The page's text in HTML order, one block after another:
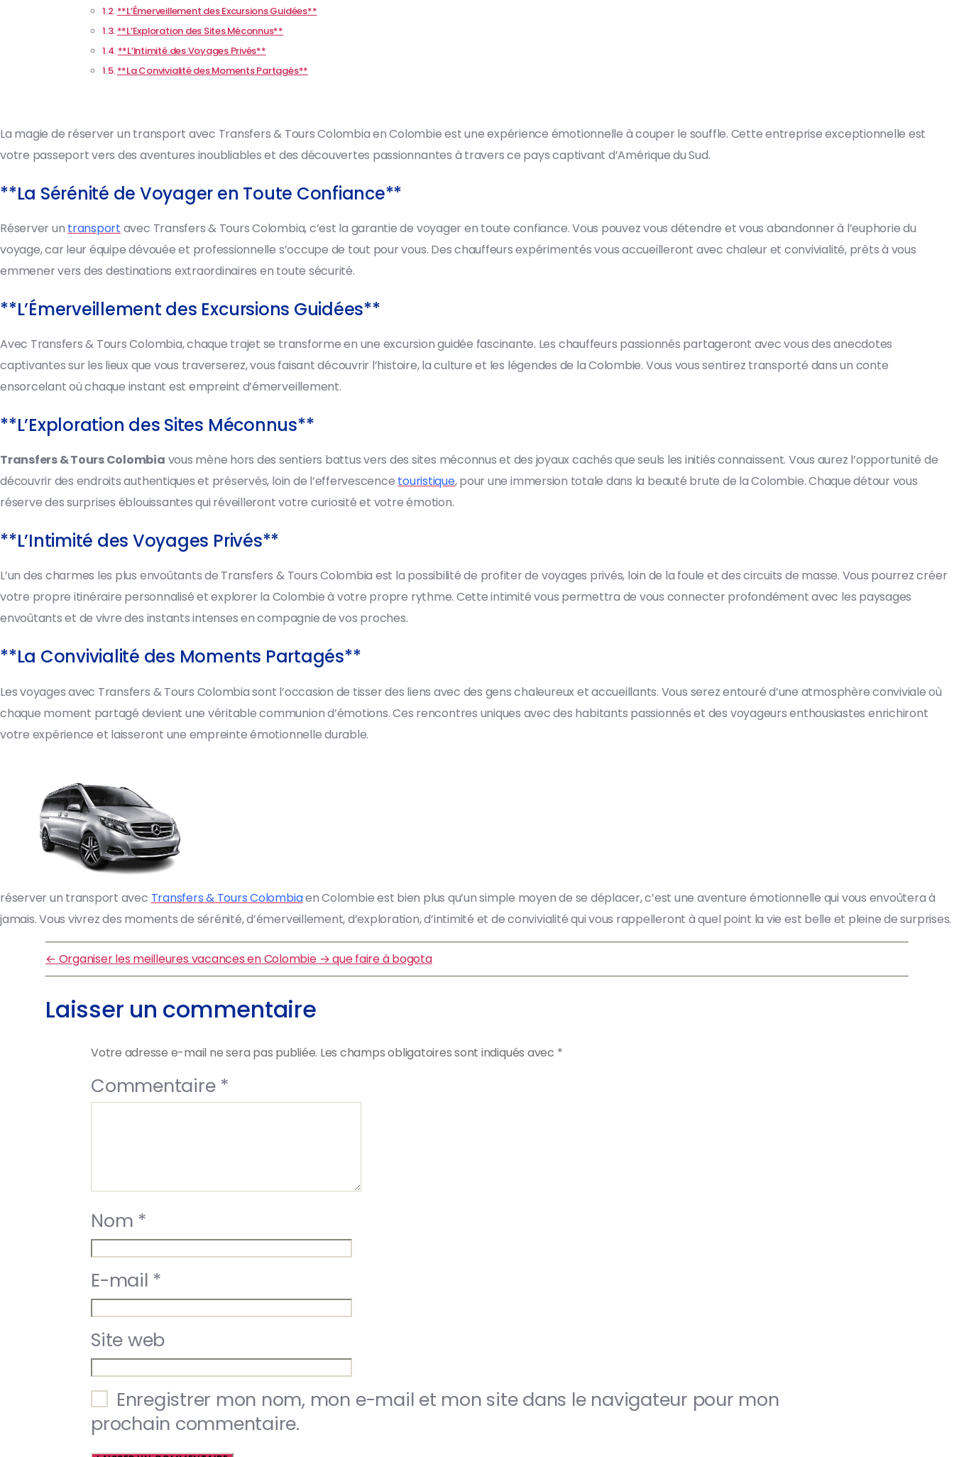
**L’Émerveillement des Excursions Guidées**
**L’Exploration des Sites Méconnus**
**L’Intimité des Voyages Privés**
**La Convivialité des Moments Partagés**
La magie de réserver un transport avec Transfers & Tours Colombia en Colombie est une expérience émotionnelle à couper le souffle. Cette entreprise exceptionnelle est
votre passeport vers des aventures inoubliables et des découvertes passionnantes à travers ce pays captivant d’Amérique du Sud.
**La Sérénité de Voyager en Toute Confiance**
Réserver un transport avec Transfers & Tours Colombia, c’est la garantie de voyager en toute confiance. Vous pouvez vous détendre et vous abandonner à l’euphorie du
voyage, car leur équipe dévouée et professionnelle s’occupe de tout pour vous. Des chauffeurs expérimentés vous accueilleront avec chaleur et convivialité, prêts à vous
emmener vers des destinations extraordinaires en toute sécurité.
**L’Émerveillement des Excursions Guidées**
Avec Transfers & Tours Colombia, chaque trajet se transforme en une excursion guidée fascinante. Les chauffeurs passionnés partageront avec vous des anecdotes
captivantes sur les lieux que vous traverserez, vous faisant découvrir l’histoire, la culture et les légendes de la Colombie. Vous vous sentirez transporté dans un conte
ensorcelant où chaque instant est empreint d’émerveillement.
**L’Exploration des Sites Méconnus**
Transfers & Tours Colombia vous mène hors des sentiers battus vers des sites méconnus et des joyaux cachés que seuls les initiés connaissent. Vous aurez l’opportunité de
découvrir des endroits authentiques et préservés, loin de l’effervescence touristique, pour une immersion totale dans la beauté brute de la Colombie. Chaque détour vous
réserve des surprises éblouissantes qui réveilleront votre curiosité et votre émotion.
**L’Intimité des Voyages Privés**
L’un des charmes les plus envoûtants de Transfers & Tours Colombia est la possibilité de profiter de voyages privés, loin de la foule et des circuits de masse. Vous pourrez créer
votre propre itinéraire personnalisé et explorer la Colombie à votre propre rythme. Cette intimité vous permettra de vous connecter profondément avec les paysages
envoûtants et de vivre des instants intenses en compagnie de vos proches.
**La Convivialité des Moments Partagés**
Les voyages avec Transfers & Tours Colombia sont l’occasion de tisser des liens avec des gens chaleureux et accueillants. Vous serez entouré d’une atmosphère conviviale où
chaque moment partagé devient une véritable communion d’émotions. Ces rencontres uniques avec des habitants passionnés et des voyageurs enthousiastes enrichiront
votre expérience et laisseront une empreinte émotionnelle durable.
réserver un transport avec Transfers & Tours Colombiaen Colombie est bien plus qu’un simple moyen de se déplacer, c’est une aventure émotionnelle qui vous envoûtera à
jamais. Vous vivrez des moments de sérénité, d’émerveillement, d’exploration, d’intimité et de convivialité qui vous rappelleront à quel point la vie est belle et pleine de surprises.
← Organiser les meilleures vacances en Colombie →que faire à bogota
Laisser un commentaire
Votre adresse e-mail ne sera pas publiée. Les champs obligatoires sont indiqués avec *
Commentaire *
Nom *
E-mail *
Site web
Enregistrer mon nom, mon e-mail et mon site dans le navigateur pour mon
prochain commentaire.